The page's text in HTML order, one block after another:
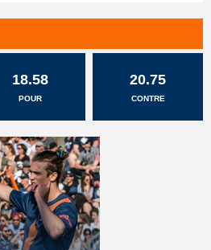
18.58
POUR
20.75
CONTRE